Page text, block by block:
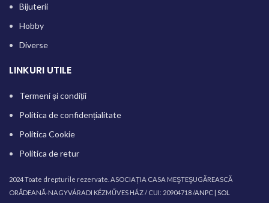
Bijuterii
Hobby
Diverse
LINKURI UTILE
Termeni și condiții
Politica de confidențialitate
Politica Cookie
Politica de retur
2024 Toate drepturile rezervate. ASOCIAȚIA CASA MEŞTEŞUGĂREASCĂ
ORĂDEANĂ-NAGYVÁRADI KÉZMŰVES HÁZ / CUI: 20904718 /ANPC | SOL